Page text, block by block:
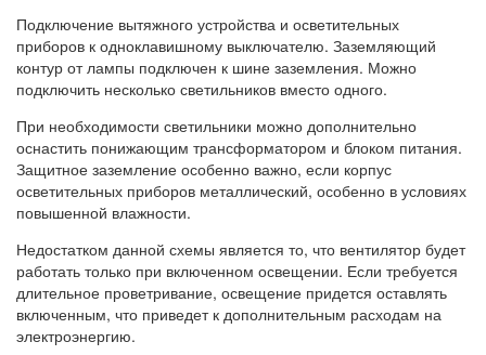
Подключение вытяжного устройства и осветительных
приборов к одноклавишному выключателю. Заземляющий
контур от лампы подключен к шине заземления. Можно
подключить несколько светильников вместо одного.
При необходимости светильники можно дополнительно
оснастить понижающим трансформатором и блоком питания.
Защитное заземление особенно важно, если корпус
осветительных приборов металлический, особенно в условиях
повышенной влажности.
Недостатком данной схемы является то, что вентилятор будет
работать только при включенном освещении. Если требуется
длительное проветривание, освещение придется оставлять
включенным, что приведет к дополнительным расходам на
электроэнергию.